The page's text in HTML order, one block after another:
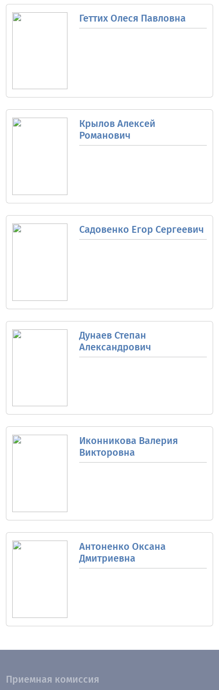
Геттих Олеся Павловна
Крылов Алексей
Романович
Садовенко Егор Сергеевич
Дунаев Степан
Александрович
Иконникова Валерия
Викторовна
Антоненко Оксана
Дмитриевна
Приемная комиссия